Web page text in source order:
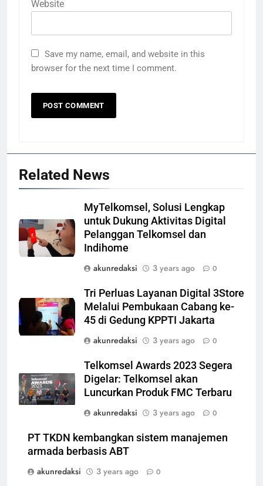
Website
Save my name, email, and website in this
browser for the next time I comment.
Related News
MyTelkomsel, Solusi Lengkap
untuk Dukung Aktivitas Digital
Pelanggan Telkomsel dan
Indihome
akunredaksi
3 years ago 0
Tri Perluas Layanan Digital 3Store
Melalui Pembukaan Cabang ke-
45 di Gedung KPPTI Jakarta
akunredaksi
3 years ago 0
Telkomsel Awards 2023 Segera
Digelar: Telkomsel akan
Luncurkan Produk FMC Terbaru
akunredaksi
3 years ago 0
PT TKDN kembangkan sistem manajemen
armada berbasis ABT
akunredaksi
3 years ago 0